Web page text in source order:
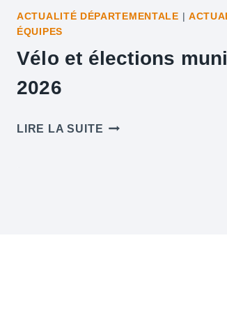
ACTUALITÉ DÉPARTEMENTALE |
ÉQUIPES
Vélo et élections
2026
LIRE LA SUITE VÉLO